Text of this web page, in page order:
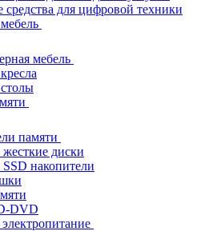
средства для цифровой техники
мебель
памяти
диски
накопители
DVD